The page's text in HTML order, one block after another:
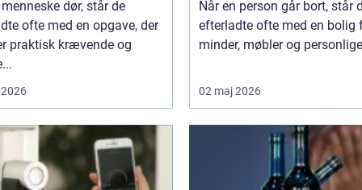
dør, står de
ofte med en opgave, der
praktisk krævende og
Når en person går bort, står
efterladte ofte med en bolig
minder, møbler og
02 maj 2026